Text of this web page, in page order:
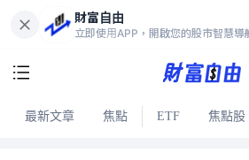
財富自由
立即使用APP，開啟您的股市智慧導
最新文章 焦點 ETF 焦點股